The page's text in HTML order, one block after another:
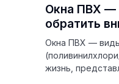
Окна ПВХ —
обратить
Окна ПВХ —
жизнь,